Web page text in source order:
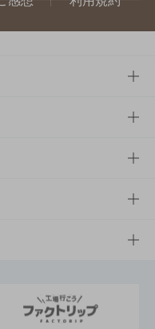
リティ経営